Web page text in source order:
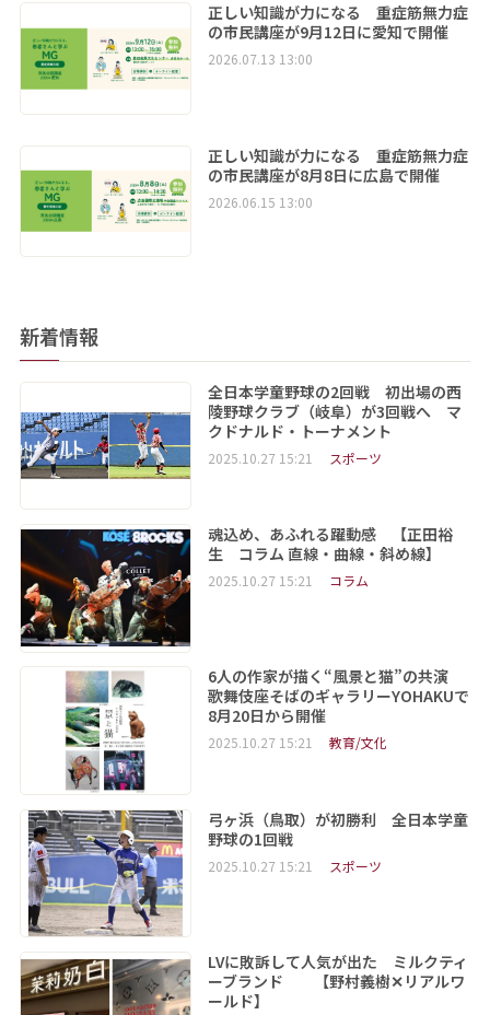
正しい知識が力になる 重症筋無力症
の市民講座が9月12日に愛知で開催
2026.07.13 13:00
正しい知識が力になる 重症筋無力症
の市民講座が8月8日に広島で開催
2026.06.15 13:00
新着情報
全日本学童野球の2回戦 初出場の西
陵野球クラブ（岐阜）が3回戦へ マ
クドナルド・トーナメント
2025.10.27 15:21 スポーツ
魂込め、あふれる躍動感 【正田裕
生 コラム 直線・曲線・斜め線】
2025.10.27 15:21 コラム
6人の作家が描く“風景と猫”の共演
歌舞伎座そばのギャラリーYOHAKUで
8月20日から開催
2025.10.27 15:21 教育/文化
弓ヶ浜（鳥取）が初勝利 全日本学童
野球の1回戦
2025.10.27 15:21 スポーツ
LVに敗訴して人気が出た ミルクティ
ーブランド 【野村義樹✕リアルワ
ールド】